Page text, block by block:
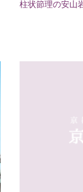
柱状節理の安山